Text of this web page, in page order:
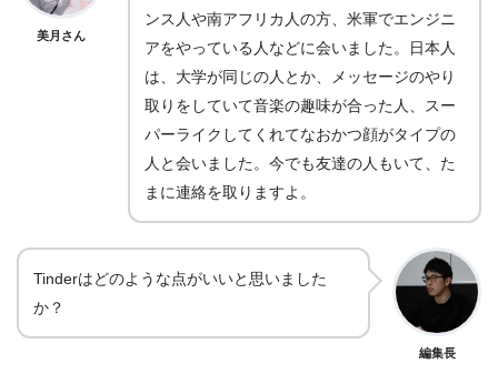
美月さん
ンス人や南アフリカ人の方、米軍でエンジニ
アをやっている人などに会いました。日本人
は、大学が同じの人とか、メッセージのやり
取りをしていて音楽の趣味が合った人、スー
パーライクしてくれてなおかつ顔がタイプの
人と会いました。今でも友達の人もいて、た
まに連絡を取りますよ。
Tinderはどのような点がいいと思いました
か？
編集長